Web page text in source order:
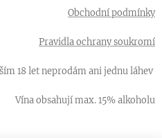
Obchodní podmínky
Pravidla ochrany soukromí
18 let neprodám ani jednu láhev
Vína obsahují max. 15% alkoholu